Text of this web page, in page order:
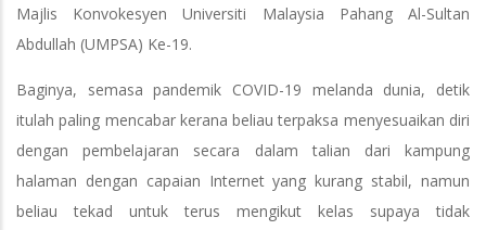
Majlis Konvokesyen Universiti Malaysia Pahang Al-Sultan
Abdullah (UMPSA) Ke-19.
Baginya, semasa pandemik COVID-19 melanda dunia, detik
itulah paling mencabar kerana beliau terpaksa menyesuaikan diri
dengan pembelajaran secara dalam talian dari kampung
halaman dengan capaian Internet yang kurang stabil, namun
beliau tekad untuk terus mengikut kelas supaya tidak